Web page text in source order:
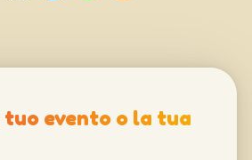
tuo evento o la tua